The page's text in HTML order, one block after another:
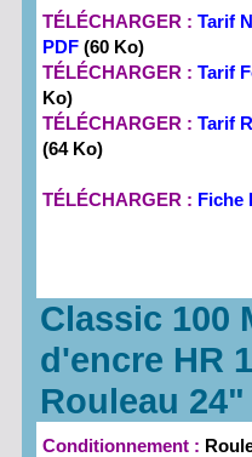
TÉLÉCHARGER : Tarif
PDF (60 Ko)
TÉLÉCHARGER : Tarif
Ko)
TÉLÉCHARGER : Tarif
(64 Ko)
TÉLÉCHARGER : Fiche
Classic 100
d'encre HR
Rouleau
Conditionnement :